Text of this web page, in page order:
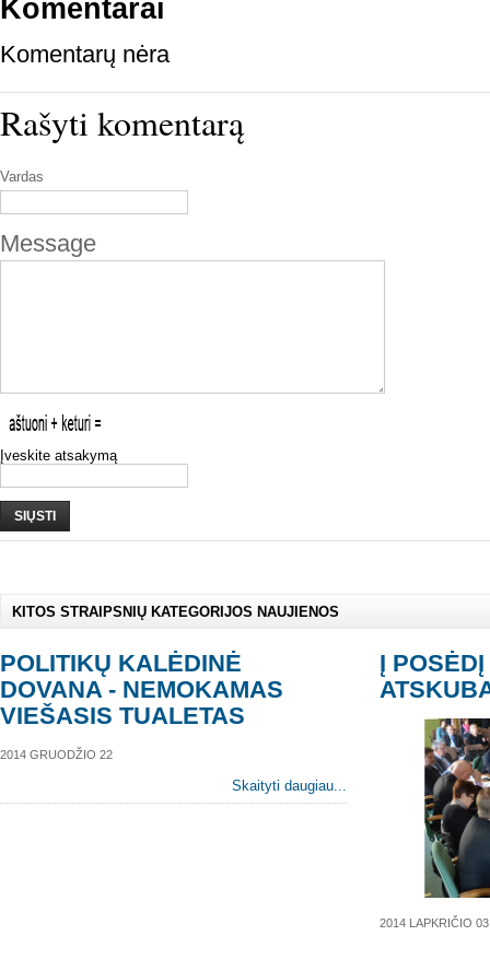
Komentarai
Komentarų nėra
Rašyti komentarą
Vardas
Message
Įveskite atsakymą
SIŲSTI
KITOS STRAIPSNIŲ KATEGORIJOS NAUJIENOS
POLITIKŲ KALĖDINĖ
DOVANA - NEMOKAMAS
VIEŠASIS TUALETAS
2014 GRUODŽIO 22
Skaityti daugiau...
Į
2014 LAPKRIČIO 03